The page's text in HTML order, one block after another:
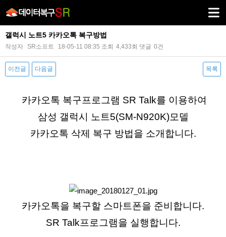
갤럭시 노트5 카카오톡 복구방법
작성자 SR소프트 18-05-11 08:35 조회 4,433회 댓글 0건
이전글 다음글 목록
카카오톡 복구프로그램 SR Talk를 이용하여
삼성 갤럭시 노트5(SM-N920K)모델
카카오톡 삭제 복구 방법을 소개합니다.
카카오톡을 복구할 스마트폰을 준비합니다.
SR Talk프로그램을 실행합니다.